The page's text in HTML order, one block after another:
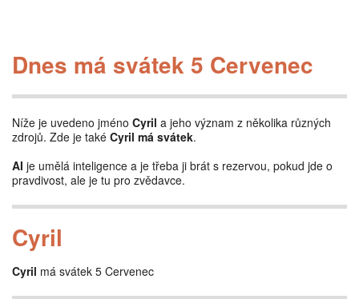
Dnes má svátek 5 Cervenec
Níže je uvedeno jméno Cyril a jeho význam z několika různých
zdrojů. Zde je také Cyril má svátek.
AI je umělá inteligence a je třeba ji brát s rezervou, pokud jde o
pravdivost, ale je tu pro zvědavce.
Cyril
Cyril má svátek 5 Cervenec